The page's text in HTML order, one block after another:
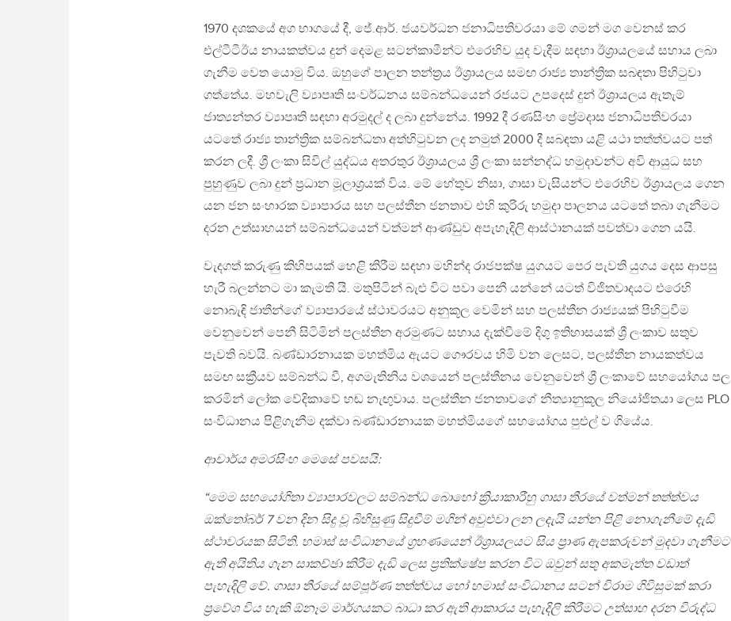
1970 දශකයේ අග භාගයේ දී, ජේ.ආර්. ජයවර්ධන ජනාධිපතිවරයා මේ ගමන් මග වෙනස් කර
එල්ටීටීඊය නායකත්වය දුන් දෙමළ සටන්කාමීන්ට එරෙහිව යුද වැදීම සඳහා ඊශ්‍රායලයේ සහාය ලබා
ගැනීම වෙත යොමු විය. ඔහුගේ පාලන තන්ත්‍රය ඊශ්‍රායලය සමඟ රාජ්‍ය තාන්ත්‍රික සබඳතා පිහිටුවා
ගත්තේය. මහවැලි ව්‍යාපෘති සංවර්ධනය සම්බන්ධයෙන් රජයට උපදෙස් දුන් ඊශ්‍රායලය ඇතැම්
ජාත්‍යන්තර ව්‍යාපෘති සඳහා අරමුදල් ද ලබා දුන්නේය. 1992 දී රණසිංහ ප්‍රේමදාස ජනාධිපතිවරයා
යටතේ රාජ්‍ය තාන්ත්‍රික සම්බන්ධතා අත්හිටුවන ලද නමුත් 2000 දී සබඳතා යළි යථා තත්ත්වයට පත්
කරන ලදී. ශ්‍රී ලංකා සිවිල් යුද්ධය අතරතුර ඊශ්‍රායලය ශ්‍රී ලංකා සන්නද්ධ හමුදාවන්ට අවි ආයුධ සහ
පුහුණුව ලබා දුන් ප්‍රධාන මූලාශ්‍රයක් විය. මේ හේතුව නිසා, ගාසා වැසියන්ට එරෙහිව ඊශ්‍රායලය ගෙන
යන ජන සංහාරක ව්‍යාපාරය සහ පලස්තීන ජනතාව එහි කුරිරු හමුදා පාලනය යටතේ තබා ගැනීමට
දරන උත්සාහයන් සම්බන්ධයෙන් වත්මන් ආණ්ඩුව අපැහැදිලි ආස්ථානයක් පවත්වා ගෙන යයි.
වැදගත් කරුණු කිහිපයක් හෙළි කිරීම සඳහා මහින්ද රාජපක්ෂ යුගයට පෙර පැවති යුගය දෙස ආපසු
හැරී බලන්නට මා කැමති යි. මතුපිටින් බැළු විට පවා පෙනී යන්නේ යටත් විජිතවාදයට එරෙහි
නොබැඳි ජාතීන්ගේ ව්‍යාපාරයේ ස්ථාවරයට අනුකූල වෙමින් සහ පලස්තීන රාජ්‍යයක් පිහිටුවීම
වෙනුවෙන් පෙනී සිටිමින් පලස්තීන අරමුණට සහාය දැක්වීමේ දිගු ඉතිහාසයක් ශ්‍රී ලංකාව සතුව
පැවති බවයි. බණ්ඩාරනායක මහත්මිය ඇයට ගෞරවය හිමි වන ලෙසට, පලස්තීන නායකත්වය
සමඟ සක්‍රීයව සම්බන්ධ වී, අගමැතිනිය වශයෙන් පලස්තීනය වෙනුවෙන් ශ්‍රී ලංකාවේ සහයෝගය පල
කරමින් ලෝක වේදිකාවේ හඬ නැඟුවාය. පලස්තීන ජනතාවගේ නීත්‍යානුකූල නියෝජිතයා ලෙස PLO
සංවිධානය පිළිගැනීම දක්වා බණ්ඩාරනායක මහත්මියගේ සහයෝගය පුළුල් ව ගියේය.
ආචාර්ය අමරසිංහ මෙසේ පවසයි:
“මෙම සහයෝගිතා ව්‍යාපාරවලට සම්බන්ධ බොහෝ ක්‍රියාකාරීහු ගාසා තීරයේ වත්මන් තත්ත්වය
ඔක්තෝබර් 7 වන දින සිදු වූ බිහිසුණු සිදුවීම් මගින් අවුළුවා ලන ලදැයි යන්න පිළි නොගැනීමේ දැඩි
ස්ථාවරයක සිටිති. හමාස් සංවිධානයේ ග්‍රහණයෙන් ඊශ්‍රායලයට සිය ප්‍රාණ ඇපකරුවන් මුදවා ගැනීමට
ඇති අයිතිය ගැන සාකච්ඡා කිරීම දැඩි ලෙස ප්‍රතික්ෂේප කරන විට ඔවුන් සතු අකමැත්ත වඩාත්
පැහැදිලි වේ. ගාසා තීරයේ සම්පූර්ණ තත්ත්වය හෝ හමාස් සංවිධානය සටන් විරාම ගිවිසුමක් කරා
ප්‍රවේශ විය හැකි ඕනෑම මාර්ගයකට බාධා කර ඇති ආකාරය පැහැදිලි කිරීමට උත්සාහ දරන විරුද්ධ